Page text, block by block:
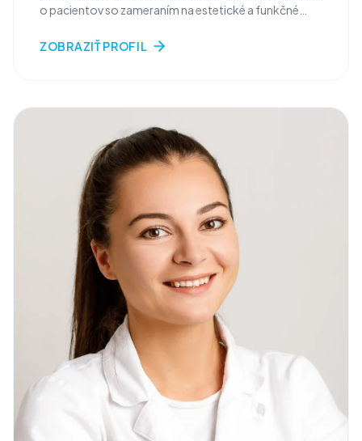
o pacientov so zameraním na estetické a funkčné
protetiku (korunky a fazety), dentoalveolárnu
technológie a individuálny prístup ku každému
pacientovi. Neustále sa vzdelávam, aby som mohol
poskytovať liečbu na najvyššej úrovni.
ZOBRAZIŤ PROFIL